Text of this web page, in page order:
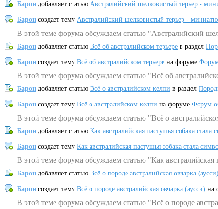
Барон добавляет статью Австралийский шелковистый терьер -
Барон создает тему Австралийский шелковистый терьер -
В этой теме форума обсуждаем статью "Австралийский
Барон добавляет статью Всё об австралийском терьере в раздел
Барон создает тему Всё об австралийском терьере на форуме
В этой теме форума обсуждаем статью "Всё об
Барон добавляет статью Всё о австралийском келпи в раздел
Барон создает тему Всё о австралийском келпи на форуме Форум
В этой теме форума обсуждаем статью "Всё о
Барон добавляет статью Как австралийская пастушья собака
Барон создает тему Как австралийская пастушья собака стала
В этой теме форума обсуждаем статью "Как
Барон добавляет статью Всё о породе австралийская овчарка (аусси)
Барон создает тему Всё о породе австралийская овчарка (аусси) на
В этой теме форума обсуждаем статью "Всё о породе